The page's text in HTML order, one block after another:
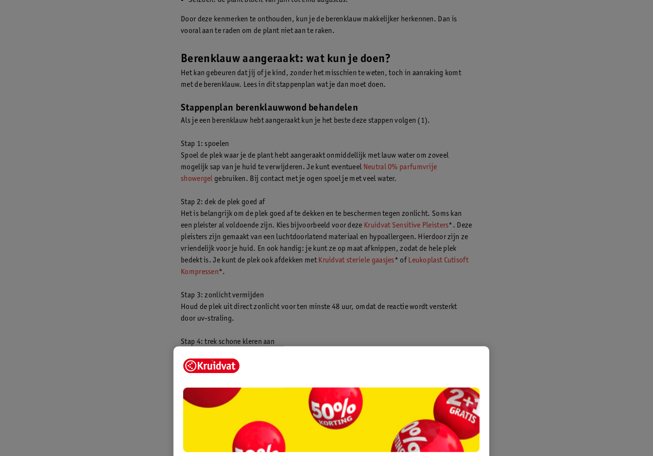
Door deze kenmerken te onthouden, kun je de berenklauw makkelijker herkennen. Dan is
vooral aan te raden om de plant niet aan te raken.
Berenklauw aangeraakt: wat kun je doen?
Het kan gebeuren dat jij of je kind, zonder het misschien te weten, toch in aanraking komt
met de berenklauw. Lees in dit stappenplan wat je dan moet doen.
Stappenplan berenklauwwond behandelen
Als je een berenklauw hebt aangeraakt kun je het beste deze stappen volgen (1).
Stap 1: spoelen
Spoel de plek waar je de plant hebt aangeraakt onmiddellijk met lauw water om zoveel
mogelijk sap van je huid te verwijderen. Je kunt eventueel Neutral 0% parfumvrije
showergel gebruiken. Bij contact met je ogen spoel je met veel water.
Stap 2: dek de plek goed af
Het is belangrijk om de plek goed af te dekken en te beschermen tegen zonlicht. Soms kan
een pleister al voldoende zijn. Kies bijvoorbeeld voor deze Kruidvat Sensitive Pleisters*. Deze
pleisters zijn gemaakt van een luchtdoorlatend materiaal en hypoallergeen. Hierdoor zijn ze
vriendelijk voor je huid. En ook handig: je kunt ze op maat afknippen, zodat de hele plek
bedekt is. Je kunt de plek ook afdekken met Kruidvat steriele gaasjes* of Leukoplast Cutisoft
Kompressen*.
Stap 3: zonlicht vermijden
Houd de plek uit direct zonlicht voor ten minste 48 uur, omdat de reactie wordt versterkt
door uv-straling.
Stap 4: trek schone kleren aan
eventueel achtergebleven sap te verwijderen.
Stap 5: blijf alert
Als de reactie verergert of niet verbetert, neem dan contact op met je huisarts.